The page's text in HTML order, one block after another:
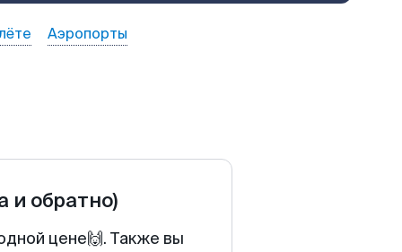
Аэропорты
и обратно)
цене🙌. Также вы